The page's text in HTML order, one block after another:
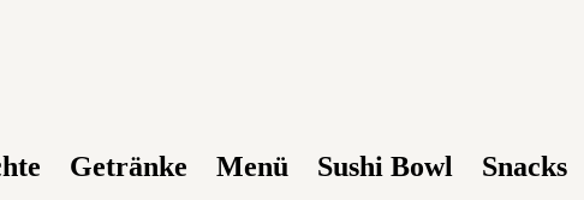
Getränke Menü Sushi Bowl Snacks